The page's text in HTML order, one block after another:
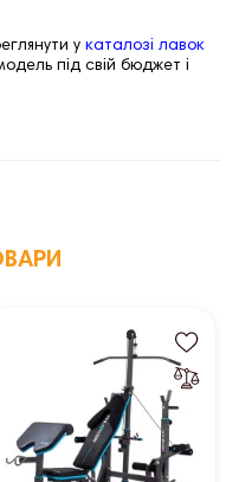
у каталозі лавок
під свій бюджет і